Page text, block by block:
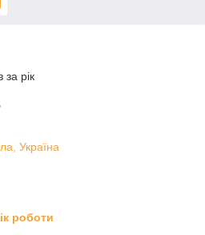
за рік
Україна
роботи